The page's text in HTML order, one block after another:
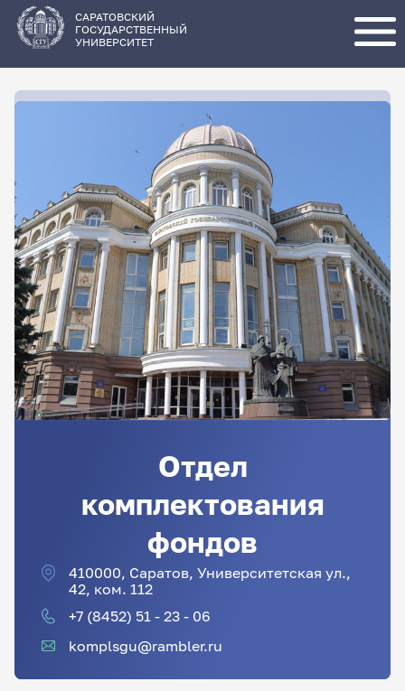
основному
содержанию
САРАТОВСКИЙ
ГОСУДАРСТВЕННЫЙ
УНИВЕРСИТЕТ
Отдел
комплектования
фондов
410000, Саратов, Университетская ул.,
42, ком. 112
+7 (8452) 51 - 23 - 06
komplsgu@rambler.ru